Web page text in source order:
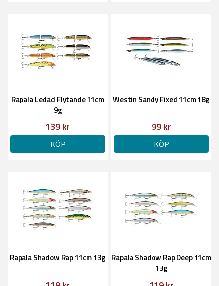
Rapala Ledad Flytande 11cm
9g
139 kr
KÖP
Westin Sandy Fixed 11cm 18g
99 kr
KÖP
Rapala Shadow Rap 11cm 13g
Rapala Shadow Rap Deep 11cm
13g